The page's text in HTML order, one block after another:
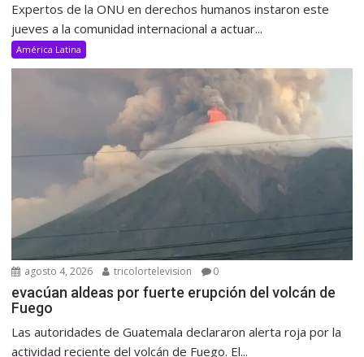
Expertos de la ONU en derechos humanos instaron este
jueves a la comunidad internacional a actuar...
América Latina
agosto 4, 2026 tricolortelevision 0
evacúan aldeas por fuerte erupción del volcán de
Fuego
Las autoridades de Guatemala declararon alerta roja por la
actividad reciente del volcán de Fuego. El...